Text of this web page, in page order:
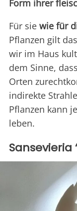
Form ihrer
Für sie wie für
Pflanzen gilt
wir im Haus
dem Sinne,
Orten
indirekte
Pflanzen kann
leben.
Sansevieria